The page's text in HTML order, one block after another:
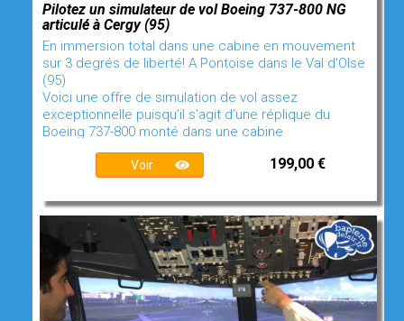
Pilotez un simulateur de vol Boeing 737-800 NG
articulé à Cergy (95)
En immersion total dans une cabine en mouvement
sur 3 degrés de liberté! A Pontoise dans le Val d'OIse
(95)
Voici une offre de simulation de vol assez
exceptionnelle puisqu’il s’agit d’une réplique du
Boeing 737-800 monté dans une cabine
Voir 199,00 €